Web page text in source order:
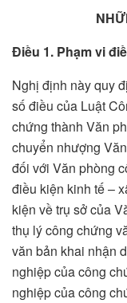
Điều 1. Phạm vi
Nghị định này quy
số điều của Luật
chứng thành Văn
chuyển nhượng
đối với Văn phòng
điều kiện kinh tế –
kiện về trụ sở của
thụ lý công chứng
văn bản khai nhận
nghiệp của công
nghiệp của công